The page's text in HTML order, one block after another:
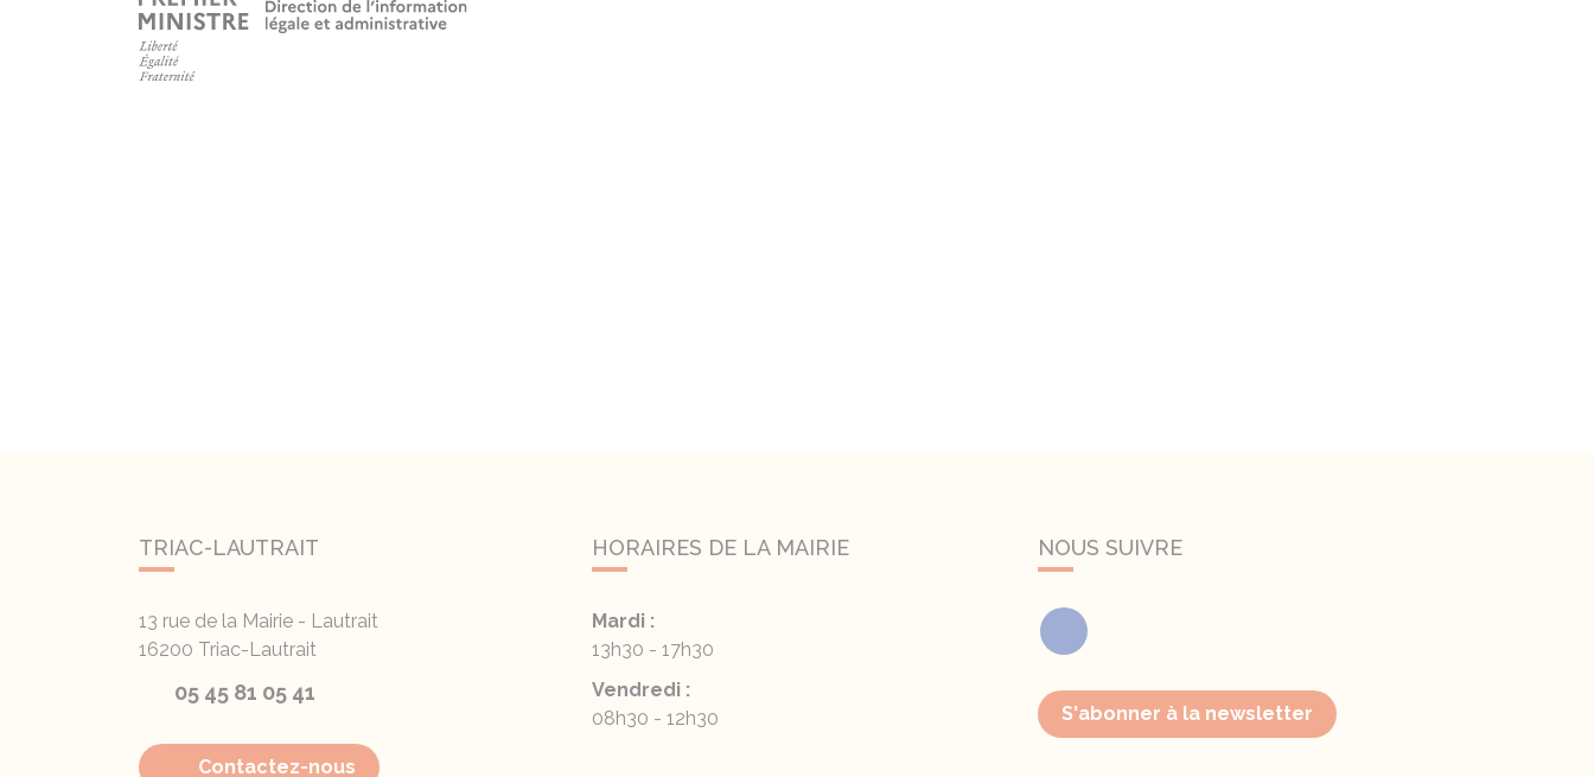
TRIAC-LAUTRAIT
13 rue de la Mairie - Lautrait
16200 Triac-Lautrait
05 45 81 05 41
Contactez-nous
HORAIRES DE LA MAIRIE
Mardi :
13h30 - 17h30
Vendredi :
08h30 - 12h30
NOUS SUIVRE
Facebook
S'abonner à la newsletter